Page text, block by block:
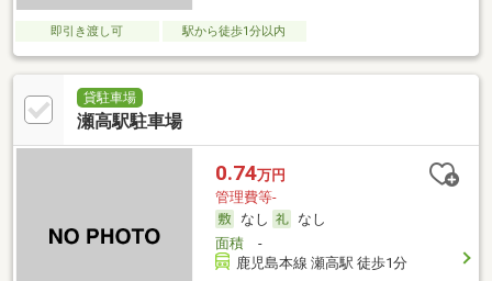
即引き渡し可 駅から徒歩1分以内
貸駐車場
瀬高駅駐車場
0.74万円
管理費等-
なし
なし
面積-
鹿児島本線 瀬高駅 徒歩1分